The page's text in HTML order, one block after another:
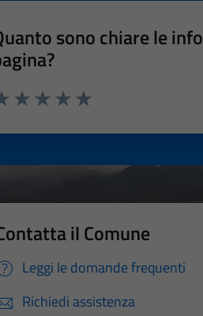
sono chiare le
il Comune
Leggi le domande frequenti
Richiedi assistenza